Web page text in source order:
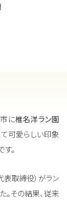
に椎名洋ラン園
可愛らしい印象
す。
取締役）がラン
。その結果、従来